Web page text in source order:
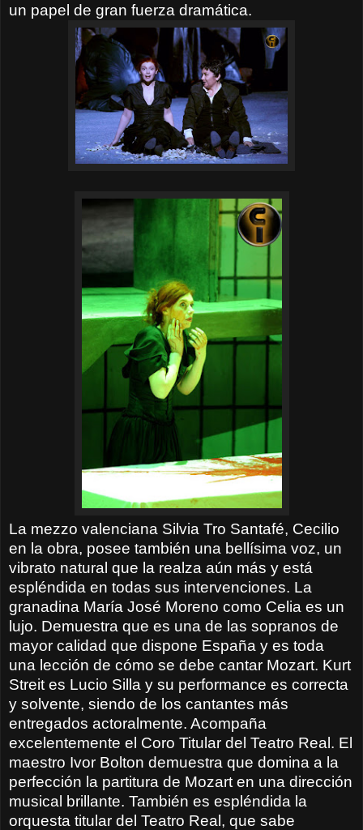
un papel de gran fuerza dramática.
La mezzo valenciana Silvia Tro Santafé, Cecilio
en la obra, posee también una bellísima voz, un
vibrato natural que la realza aún más y está
espléndida en todas sus intervenciones. La
granadina María José Moreno como Celia es un
lujo. Demuestra que es una de las sopranos de
mayor calidad que dispone España y es toda
una lección de cómo se debe cantar Mozart. Kurt
Streit es Lucio Silla y su performance es correcta
y solvente, siendo de los cantantes más
entregados actoralmente. Acompaña
excelentemente el Coro Titular del Teatro Real. El
maestro Ivor Bolton demuestra que domina a la
perfección la partitura de Mozart en una dirección
musical brillante. También es espléndida la
orquesta titular del Teatro Real, que sabe